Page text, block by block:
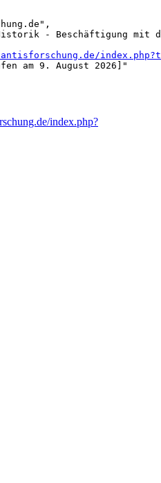
- Beschäftigung mit
am 9. August 2026]"
index.php?